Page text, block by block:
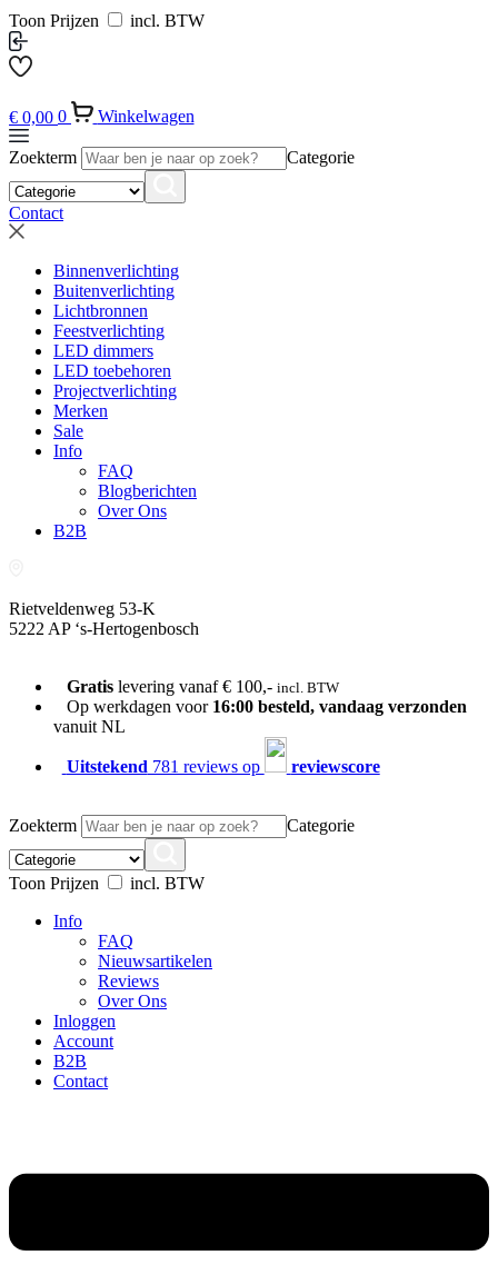
Toon Prijzen incl. BTW
€ 0,00 0 Winkelwagen
Zoekterm Categorie
Contact
Binnenverlichting
Buitenverlichting
Lichtbronnen
Feestverlichting
LED dimmers
LED toebehoren
Projectverlichting
Merken
Sale
Info
FAQ
Blogberichten
Over Ons
B2B
Rietveldenweg 53-K
5222 AP ‘s-Hertogenbosch
Gratislevering vanaf € 100,- incl. BTW
Op werkdagen voor 16:00 besteld, vandaag verzonden
vanuit NL
Uitstekend 781 reviews op reviewscore
Zoekterm Categorie
Toon Prijzen
incl. BTW
Info
FAQ
Nieuwsartikelen
Reviews
Over Ons
Inloggen
Account
B2B
Contact